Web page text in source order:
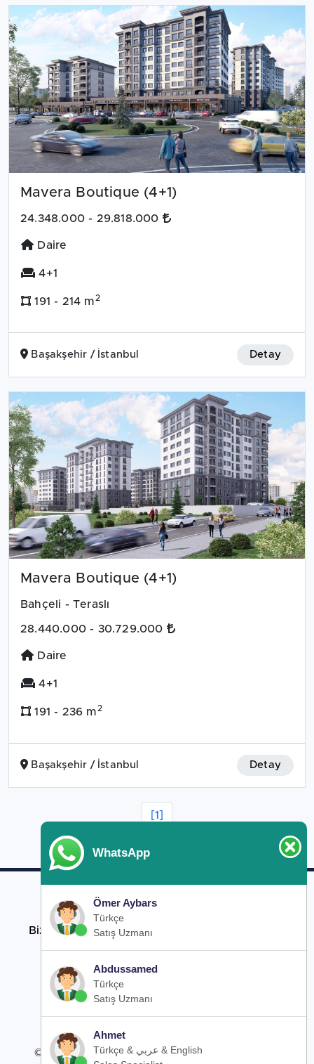
WhatsApp
Ömer Aybars
Türkçe
Satış Uzmanı
Abdussamed
Türkçe
Satış Uzmanı
Ahmet
Türkçe & عربي & English
Mavera Boutique (4+1)
24.348.000 - 29.818.000
Daire
4+1
191 - 214 m2
Başakşehir / İstanbul Detay
Mavera Boutique (4+1)
Bahçeli - Teraslı
28.440.000 - 30.729.000
Daire
4+1
191 - 236 m2
Başakşehir / İstanbul Detay
[1]
Bizi takip edin
Bizi sosyal medya hesaplarımızdan takip edin.
© 2022 Mavera Projects. All rights reserved.